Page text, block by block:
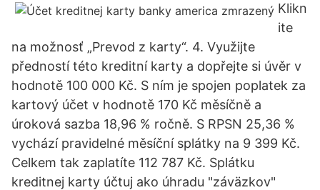
Klikn
ite
na možnosť „Prevod z karty“. 4. Využijte
předností této kreditní karty a dopřejte si úvěr v
hodnotě 100 000 Kč. S ním je spojen poplatek za
kartový účet v hodnotě 170 Kč měsíčně a
úroková sazba 18,96 % ročně. S RPSN 25,36 %
vychází pravidelné měsíční splátky na 9 399 Kč.
Celkem tak zaplatíte 112 787 Kč. Splátku
kreditnej karty účtuj ako úhradu "záväzkov"